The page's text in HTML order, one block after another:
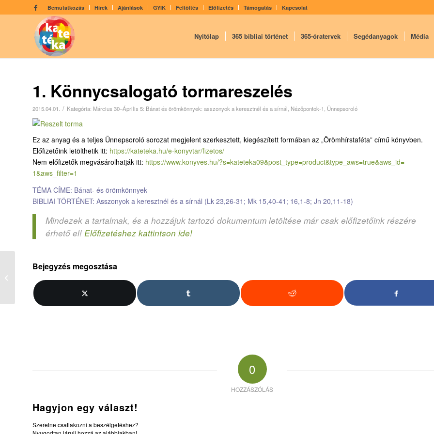
Bemutatkozás Hírek Ajánlások GYIK Feltöltés Előfizetés Támogatás Kapcsolat
Nyitólap 365 bibliai történet 365-óratervek Segédanyagok Média
1. Könnycsalogató tormareszelés
2015.04.01. / Kategória: Március 30–Április 5: Bánat­ és örömkönnyek: asszonyok a keresztnél és a sírnál Nézőpontok-1 Ünnepsoroló
Ez az anyag és a teljes Ünnepsoroló sorozat megjelent szerkesztett, kiegészített formában az „Örömhírstaféta” című könyvben.
Előfizetőink letölthetik itt: https://kateteka.hu/e-konyvtar/fizetos/
Nem előfizetők megvásárolhatják itt: https://www.konyves.hu/?s=kateteka09&post_type=product&type_aws=true&aws_id=
1&aws_filter=1
TÉMA CÍME: Bánat- és örömkönnyek
BIBLIAI TÖRTÉNET: Asszonyok a keresztnél és a sírnál (Lk 23,26-31; Mk 15,40-41; 16,1-8; Jn 20,11-18)
Mindezek a tartalmak, és a hozzájuk tartozó dokumentum letöltése már csak előfizetőink részére
érhető el! Előfizetéshez kattintson ide!
Bejegyzés megosztása
0
HOZZÁSZÓLÁS
Hagyjon egy választ!
Szeretne csatlakozni a beszélgetéshez?
7. Szendvicskészítés –
tanítványtálak